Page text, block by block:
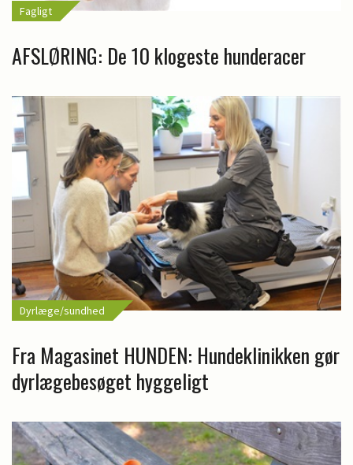
Fagligt
AFSLØRING: De 10 klogeste hunderacer
Dyrlæge/sundhed
Fra Magasinet HUNDEN: Hundeklinikken gør
dyrlægebesøget hyggeligt